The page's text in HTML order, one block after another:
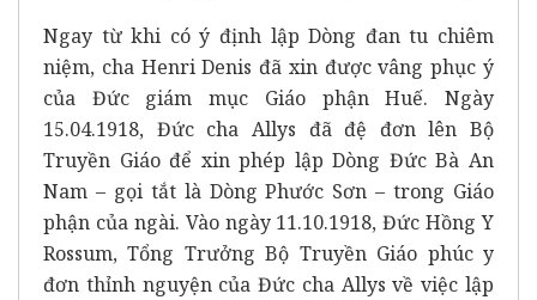
Ngay từ khi có ý định lập Dòng đan tu chiêm
niệm, cha Henri Denis đã xin được vâng phục ý
của Đức giám mục Giáo phận Huế. Ngày
15.04.1918, Đức cha Allys đã đệ đơn lên Bộ
Truyền Giáo để xin phép lập Dòng Đức Bà An
Nam – gọi tắt là Dòng Phước Sơn – trong Giáo
phận của ngài. Vào ngày 11.10.1918, Đức Hồng Y
Rossum, Tổng Trưởng Bộ Truyền Giáo phúc y
đơn thỉnh nguyện của Đức cha Allys về việc lập